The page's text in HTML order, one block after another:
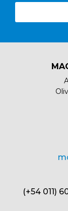
(+54 011)